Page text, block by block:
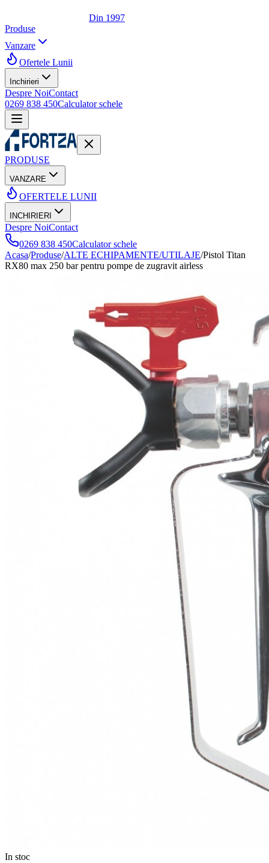
Din 1997
Produse
Vanzare
Ofertele Lunii
Inchirieri
Despre NoiContact
0269 838 450Calculator schele
PRODUSE
VANZARE
OFERTELE LUNII
INCHIRIERI
Despre NoiContact
0269 838 450Calculator schele
Acasa/Produse/ALTE ECHIPAMENTE/UTILAJE/Pistol Titan
RX80 max 250 bar pentru pompe de zugravit airless
In stoc